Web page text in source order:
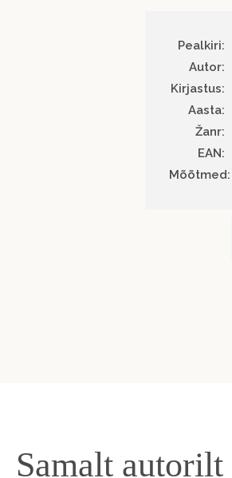
Pealkiri:
Autor
Kirjastus
Aasta
Žanr
EAN
Mõõtmed:
Samalt autorilt